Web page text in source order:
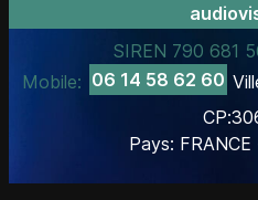
SIREN 790 681
Mobile: 06 14 58 62 60
Pays: